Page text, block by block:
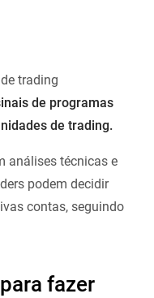
trading
de programas
de trading.
análises técnicas e
podem decidir
contas, seguindo
fazer